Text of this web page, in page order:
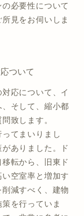
必要性について
見をお伺いしま
ついて
応について、イ
そして、縮小都
致します。
てまいりまし
ありました。ド
転から、旧東ド
空室率と増加す
減すべく、建物
を行っていま